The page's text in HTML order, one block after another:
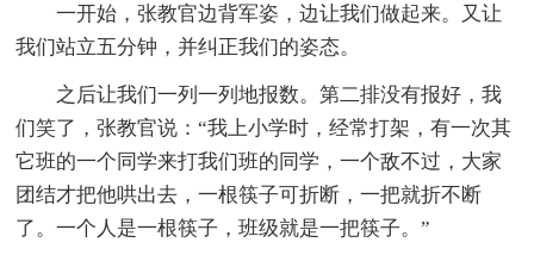
一开始，张教官边背军姿，边让我们做起来。又让
我们站立五分钟，并纠正我们的姿态。
之后让我们一列一列地报数。第二排没有报好，我
们笑了，张教官说：“我上小学时，经常打架，有一次其
它班的一个同学来打我们班的同学，一个敌不过，大家
团结才把他哄出去，一根筷子可折断，一把就折不断
了。一个人是一根筷子，班级就是一把筷子。”